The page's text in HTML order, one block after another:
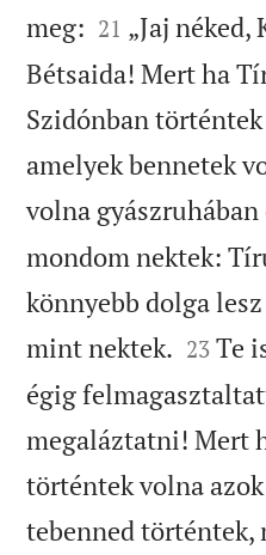
meg: 

21 „Jaj néked,
Bétsaida! Mert ha
Szidónban
amelyek bennetek
volna gyászruhában
mondom nektek:
könnyebb dolga
mint nektek. 

23 Te
égig
megaláztatni! Mert
történtek volna
tebenned történtek,